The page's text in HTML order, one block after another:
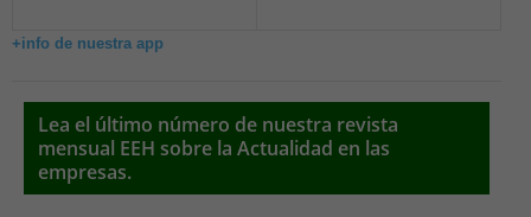
+info de nuestra app
Lea el último número de nuestra revista
mensual EEH sobre la Actualidad en las
empresas.